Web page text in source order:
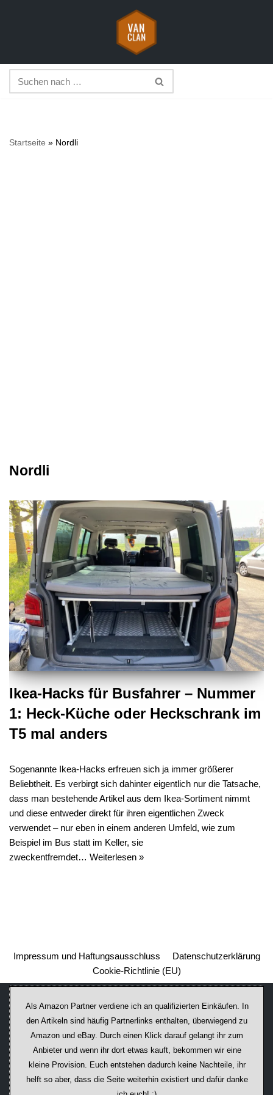
springen
Startseite » Nordli
Nordli
Ikea-Hacks für Busfahrer – Nummer
1: Heck-Küche oder Heckschrank im
T5 mal anders
Sogenannte Ikea-Hacks erfreuen sich ja immer größerer
Beliebtheit. Es verbirgt sich dahinter eigentlich nur die Tatsache,
dass man bestehende Artikel aus dem Ikea-Sortiment nimmt
und diese entweder direkt für ihren eigentlichen Zweck
verwendet – nur eben in einem anderen Umfeld, wie zum
Beispiel im Bus statt im Keller, sie
zweckentfremdet… Weiterlesen »
Impressum und Haftungsausschluss
Datenschutzerklärung
Cookie-Richtlinie (EU)
Als Amazon Partner verdiene ich an qualifizierten Einkäufen. In
den Artikeln sind häufig Partnerlinks enthalten, überwiegend zu
Amazon und eBay. Durch einen Klick darauf ge­lan­gt ihr zum
Anbieter und wenn ihr dort etwas kauft, bekommen wir ei­ne
kleine Provision. Euch entstehen dadurch keine Nachteile, ihr
helft so aber, dass die Seite weiterhin existiert und dafür danke